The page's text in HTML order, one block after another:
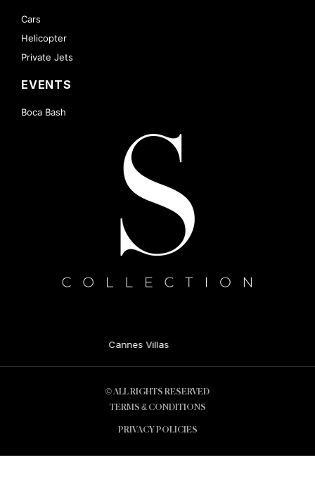
Cars
Helicopter
Private Jets
EVENTS
Boca Bash
Cannes Villas
© ALL RIGHTS RESERVED
TERMS & CONDITIONS
PRIVACY POLICIES